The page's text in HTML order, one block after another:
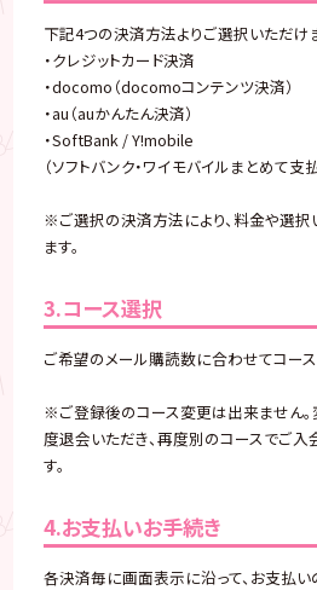
下記4つの決済方法よりご選択いただけ
・クレジットカード決済
・docomo（docomoコンテンツ決済）
・au（auかんたん決済）
・SoftBank / Y!mobile
（ソフトバンク・ワイモバイルまとめて支
※ご選択の決済方法により、料金や選択
ます。
3.コース選択
ご希望のメール購読数に合わせてコース
※ご登録後のコース変更は出来ません
度退会いただき、再度別のコースでご入
す。
4.お支払いお手続き
各決済毎に画面表示に沿って、お支払